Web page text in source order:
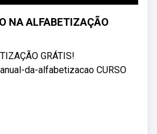
NA ALFABETIZAÇÃO
GRÁTIS!
da-alfabetizacao CURSO